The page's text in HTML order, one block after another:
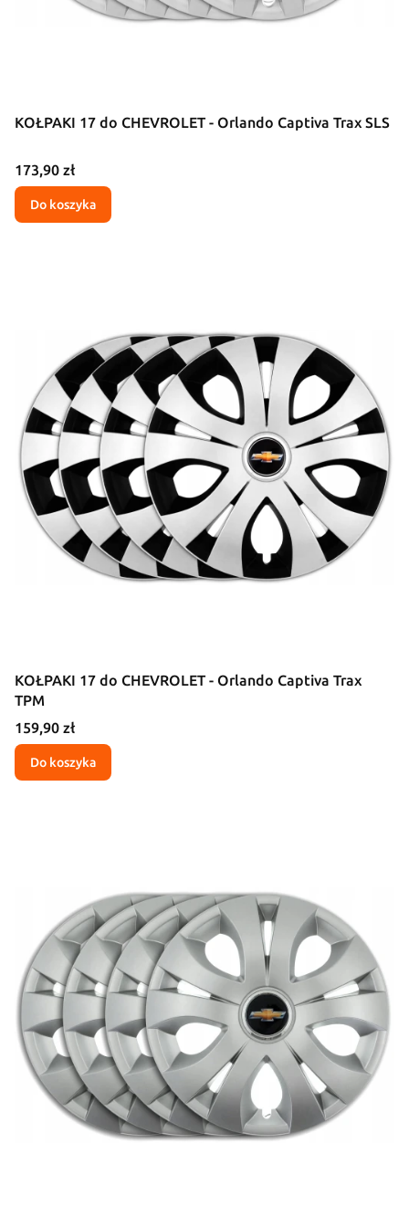
KOŁPAKI 17 do CHEVROLET - Orlando Captiva Trax SLS
Cena
173,90 zł
Do koszyka
KOŁPAKI 17 do CHEVROLET - Orlando Captiva Trax
TPM
Cena
159,90 zł
Do koszyka